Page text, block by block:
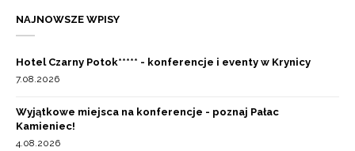
NAJNOWSZE WPISY
Hotel Czarny Potok***** - konferencje i eventy w Krynicy
7.08.2026
Wyjątkowe miejsca na konferencje - poznaj Pałac
Kamieniec!
4.08.2026